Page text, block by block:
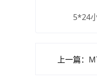
5*24小
上一篇：